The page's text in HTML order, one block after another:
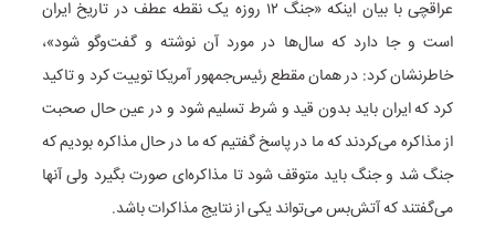
عراقچی با بیان اینکه «جنگ ۱۲ روزه یک نقطه عطف در تاریخ ایران
است و جا دارد که سال‌ها در مورد آن نوشته و گفت‌وگو شود»،
خاطرنشان کرد: در همان مقطع رئیس‌جمهور آمریکا توییت کرد و تاکید
کرد که ایران باید بدون قید و شرط تسلیم شود و در عین حال صحبت
از مذاکره می‌کردند که ما در پاسخ گفتیم که ما در حال مذاکره بودیم که
جنگ شد و جنگ باید متوقف شود تا مذاکره‌ای صورت بگیرد ولی آنها
می‌گفتند که آتش‌بس می‌تواند یکی از نتایج مذاکرات باشد.